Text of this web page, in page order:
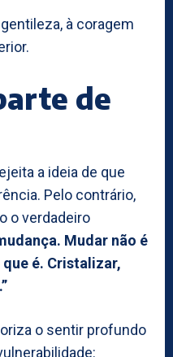
à coragem
de
a ideia de que
Pelo contrário,
o verdadeiro
Mudar não é
é. Cristalizar,
o sentir profundo